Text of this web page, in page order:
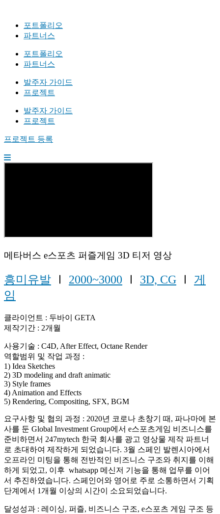
포트폴리오
파트너스
포트폴리오
파트너스
발주자 가이드
프로젝트
발주자 가이드
프로젝트
프로젝트 등록
메타버스 e스포츠 퍼즐게임 3D 티저 영상
흥미유발 Ⅰ 2000~3000 Ⅰ 3D, CG Ⅰ 게
임
클라이언트 : 두바이 GETA
제작기간 : 2개월
사용기술 : C4D, After Effect, Octane Render
역할범위 및 작업 과정 :
1) Idea Sketches
2) 3D modeling and draft animatic
3) Style frames
4) Animation and Effects
5) Rendering, Compositing, SFX, BGM
요구사항 및 협의 과정 : 2020년 코로나 초창기 때, 파나마에 본
사를 둔 Global Investment Group에서 e스포츠게임 비즈니스를
준비하면서 247mytech 한국 회사를 광고 영상물 제작 파트너
로 초대하여 제작하게 되었습니다. 3월 스페인 발렌시아에서
오프라인 미팅을 통해 전반적인 비즈니스 구조와 취지를 이해
하게 되었고, 이후 whatsapp 메신저 기능을 통해 업무를 이어
서 추진하였습니다. 스페인어와 영어로 주로 소통하면서 기획
단계에서 1개월 이상의 시간이 소요되었습니다.
달성성과 : 레이싱, 퍼즐, 비즈니스 구조, e스포츠 게임 구조 등